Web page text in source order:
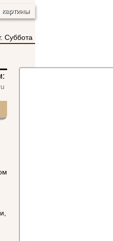
картины
Суббота